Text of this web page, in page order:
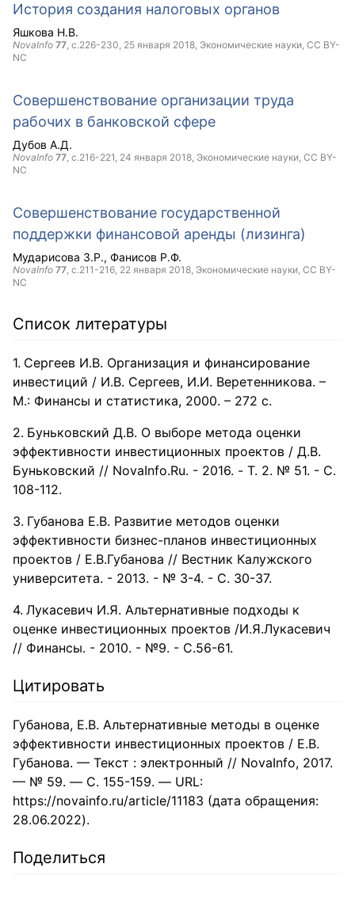
История создания налоговых органов
Яшкова Н.В.
NovaInfo 77, с.226-230, 25 января 2018, Экономические науки, CC BY-
NC
Совершенствование организации труда
рабочих в банковской сфере
Дубов А.Д.
NovaInfo 77, с.216-221, 24 января 2018, Экономические науки, CC BY-
NC
Совершенствование государственной
поддержки финансовой аренды (лизинга)
Мударисова З.Р. Фанисов Р.Ф.
NovaInfo 77, с.211-216, 22 января 2018, Экономические науки, CC BY-
NC
Список литературы
Сергеев И.В. Организация и финансирование
инвестиций / И.В. Сергеев, И.И. Веретенникова. –
М.: Финансы и статистика, 2000. – 272 с.
Буньковский Д.В. О выборе метода оценки
эффективности инвестиционных проектов / Д.В.
Буньковский // NovaInfo.Ru. - 2016. - Т. 2. № 51. - С.
108-112.
Губанова Е.В. Развитие методов оценки
эффективности бизнес-планов инвестиционных
проектов / Е.В.Губанова // Вестник Калужского
университета. - 2013. - № 3-4. - С. 30-37.
Лукасевич И.Я. Альтернативные подходы к
оценке инвестиционных проектов /И.Я.Лукасевич
// Финансы. - 2010. - №9. - С.56-61.
Цитировать
Губанова, Е.В. Альтернативные методы в оценке
эффективности инвестиционных проектов / Е.В.
Губанова. — Текст : электронный // NovaInfo, 2017.
— № 59. — С. 155-159. — URL:
https://novainfo.ru/article/11183 (дата обращения:
28.06.2022).
Поделиться